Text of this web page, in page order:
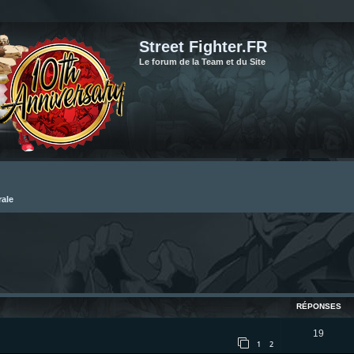
Street Fighter.FR
Le forum de la Team et du Site
RÉPONSES
1 2
19